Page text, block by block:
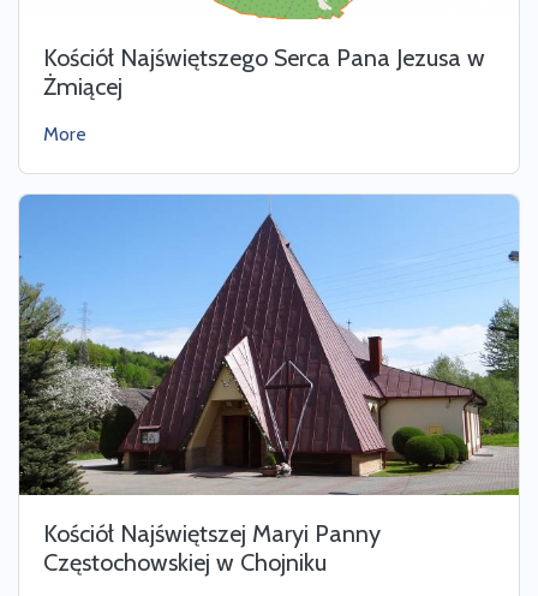
Kościół Najświętszego Serca Pana Jezusa w
Żmiącej
More
Kościół Najświętszej Maryi Panny
Częstochowskiej w Chojniku